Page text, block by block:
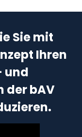
Sie mit
Ihren
und
der bAV